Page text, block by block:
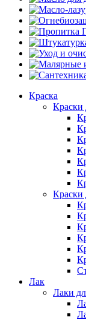
Краска
Краски
Краски
Лак
Лаки